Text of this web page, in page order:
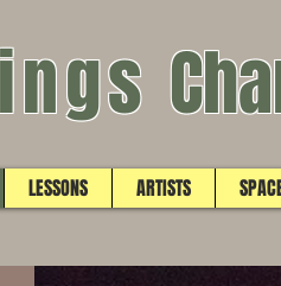
LESSONS ARTISTS